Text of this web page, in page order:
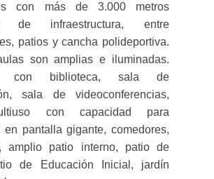
con más de 3.000 metros
de infraestructura, entre
patios y cancha polideportiva.
son amplias e iluminadas.
con biblioteca, sala de
sala de videoconferencias,
con capacidad para
en pantalla gigante, comedores,
amplio patio interno, patio de
de Educación Inicial, jardín